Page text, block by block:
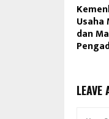
dan
LEAVE